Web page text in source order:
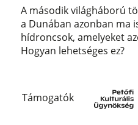
A második világháború
a Dunában azonban ma
hídroncsok, amelyeket
Hogyan lehetséges ez?
Támogatók